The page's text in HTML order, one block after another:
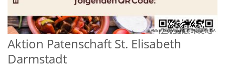
© Aktion_Patenschaaft_St. Elisabeth_DA
Aktion Patenschaft St. Elisabeth
Darmstadt